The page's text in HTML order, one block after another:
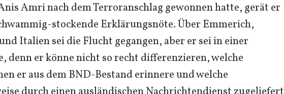
Amri nach dem Terroranschlag gewonnen hatte, gerät er
stockende Erklärungsnöte. Über Emmerich,
Italien sei die Flucht gegangen, aber er sei in einer
denn er könne nicht so recht differenzieren, welche
er aus dem BND-Bestand erinnere und welche